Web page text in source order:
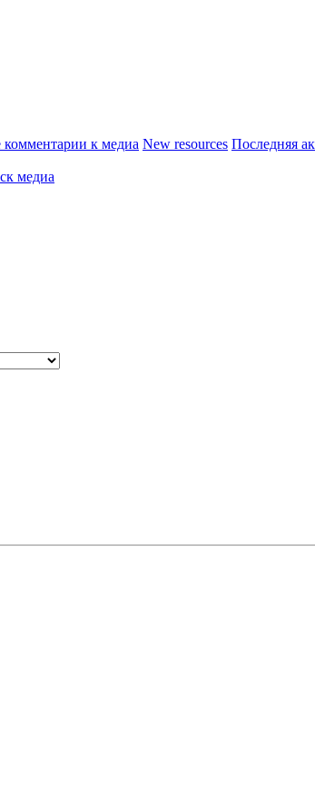
к медиа New resources Последняя
медиа